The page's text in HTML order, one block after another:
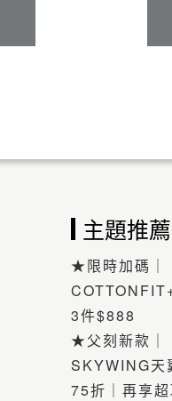
主題推薦
★限時加碼｜
3件$888
★父刻新款｜
SKYWING天
75折｜再享